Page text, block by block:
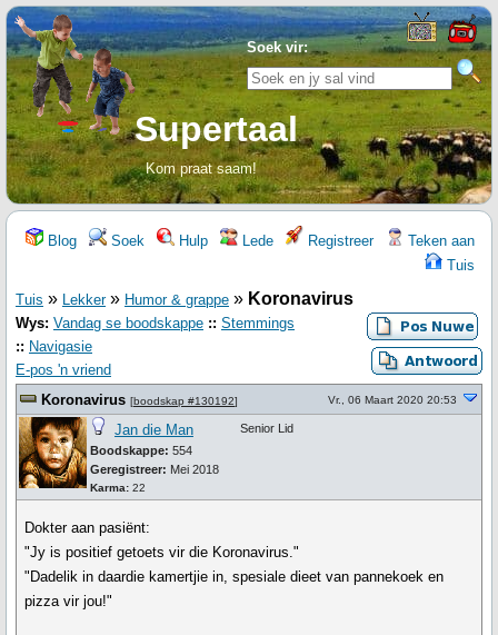
Soek vir:
Supertaal
Kom praat saam!
Blog Soek Hulp Lede Registreer
Teken aan
Tuis
Tuis » Lekker» Humor & grappe » Koronavirus
Wys: Vandag se boodskappe :: Stemmings
:: Navigasie
E-pos 'n vriend
Koronavirus [boodskap #130192] Vr., 06 Maart 2020 20:53
Jan die Man
Boodskappe: 554
Geregistreer: Mei 2018
Karma: 22
Senior Lid
Dokter aan pasiënt:
"Jy is positief getoets vir die Koronavirus."
"Dadelik in daardie kamertjie in, spesiale dieet van pannekoek en
pizza vir jou!"